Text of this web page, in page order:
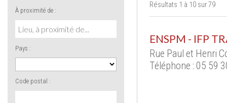
À proximité de :
Pays :
Code postal :
Résultats 1 à 10 sur 79
ENSPM - IFP
Rue Paul et Henri
Téléphone : 05 59